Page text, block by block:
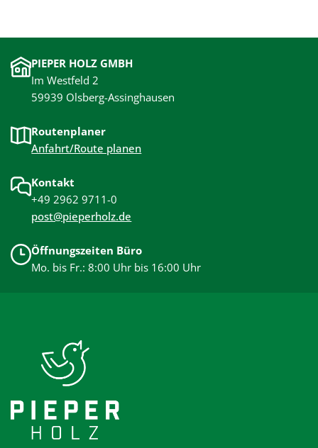
PIEPER HOLZ GMBH
Im Westfeld 2
59939 Olsberg-Assinghausen
Routenplaner
Anfahrt/Route planen
Kontakt
+49 2962 9711-0
post@pieperholz.de
Öffnungszeiten Büro
Mo. bis Fr.: 8:00 Uhr bis 16:00 Uhr